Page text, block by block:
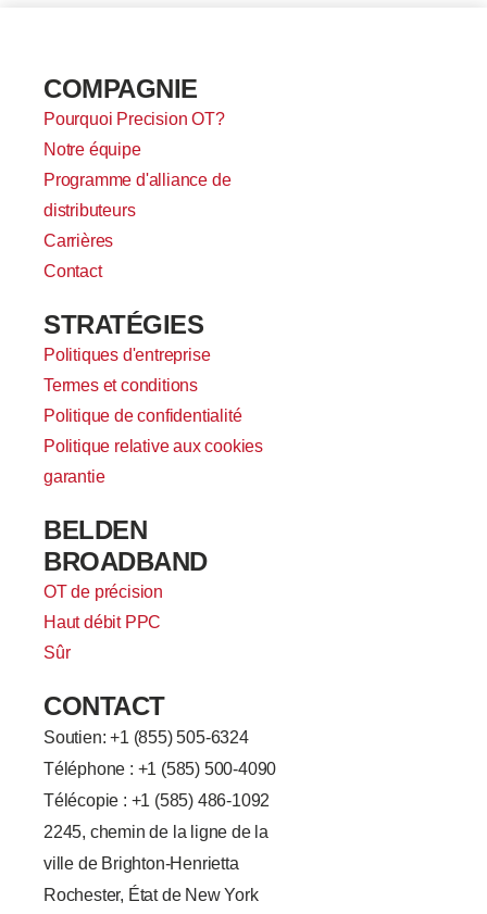
COMPAGNIE
Pourquoi Precision OT?
Notre équipe
Programme d'alliance de
distributeurs
Carrières
Contact
STRATÉGIES
Politiques d'entreprise
Termes et conditions
Politique de confidentialité
Politique relative aux cookies
garantie
BELDEN
BROADBAND
OT de précision
Haut débit PPC
Sûr
CONTACT
Soutien: +1 (855) 505-6324
Téléphone : +1 (585) 500-4090
Télécopie : +1 (585) 486-1092
2245, chemin de la ligne de la
ville de Brighton-Henrietta
Rochester, État de New York